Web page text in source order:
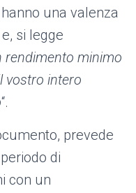
una valenza
si legge
rendimento minimo
vostro intero
“.
prevede
di
con un